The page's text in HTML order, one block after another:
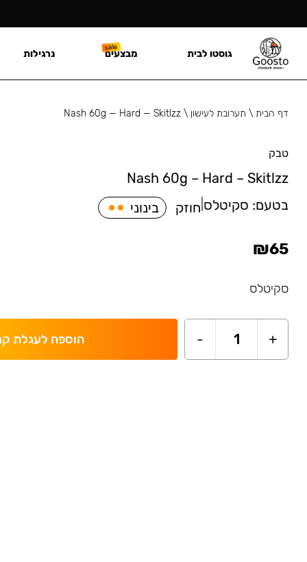
דף הבית\ תערובת לעישון \
Nash 60g — Hard — Skitlzz
טבק
Nash 60g – Hard – Skitlzz
בטעם: סקיטלס חוזק בינוני
₪65
סקיטלס
+
1
- הוספה לעגלת
גוסטו לבית מבצעים נרגילות